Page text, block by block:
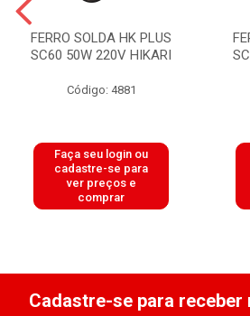
FERRO SOLDA HK PLUS
SC60 50W 220V HIKARI
Código: 4881
Faça seu login ou
cadastre-se para
ver preços e
comprar
Cadastre-se para receber